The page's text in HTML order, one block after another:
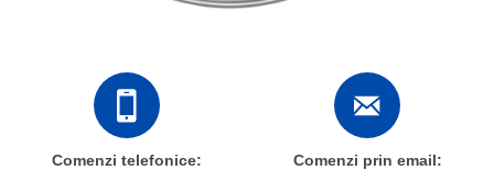
Comenzi telefonice: Comenzi prin email: